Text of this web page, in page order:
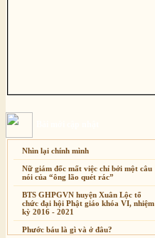
Nhìn lại chính mình
Nữ giám đốc mất việc chỉ bởi một câu
nói của “ông lão quét rác”
BTS GHPGVN huyện Xuân Lộc tổ
chức đại hội Phật giáo khóa VI, nhiệm
kỳ 2016 - 2021
Phước báu là gì và ở đâu?